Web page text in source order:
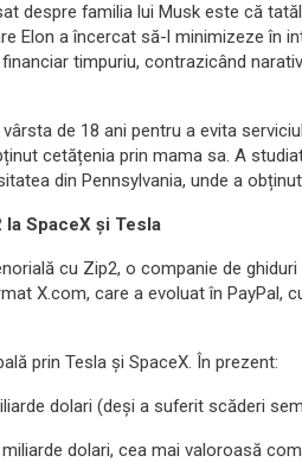
despre familia lui Musk este că
Elon a încercat să-l minimizeze în
timpuriu, contrazicând
de 18 ani pentru a evita
cetățenia prin mama sa. A
din Pennsylvania, unde a
SpaceX și Tesla
cu Zip2, o companie de
X.com, care a evoluat în PayPal,
prin Tesla și SpaceX. În prezent:
dolari (deși a suferit scăderi
dolari, cea mai valoroasă